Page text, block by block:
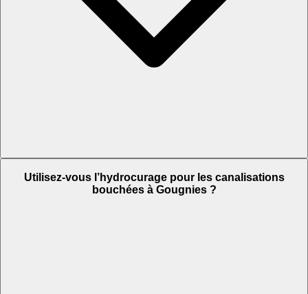
Utilisez-vous l’hydrocurage pour les canalisations
bouchées à Gougnies ?